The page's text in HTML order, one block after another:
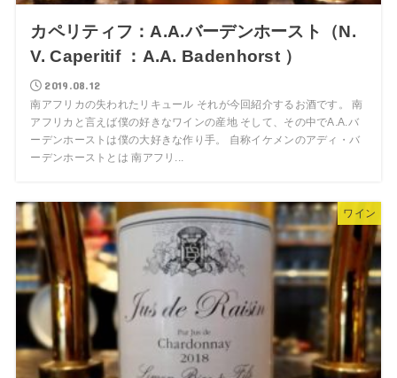
カペリティフ：A.A.バーデンホースト（N.
V. Caperitif ：A.A. Badenhorst ）
2019.08.12
南アフリカの失われたリキュール それが今回紹介するお酒です。 南
アフリカと言えば僕の好きなワインの産地 そして、その中でA.A.バ
ーデンホーストは僕の大好きな作り手。 自称イケメンのアディ・バ
ーデンホーストとは 南アフリ...
ワイン